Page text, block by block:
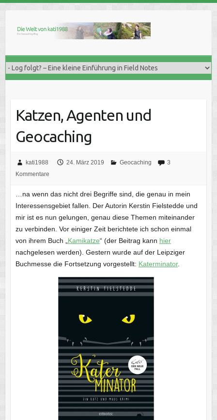
content
Katzen, Agenten und
Geocaching
kati1988 24. März 2019 Geocaching
3
Kommentare
…na wenn das nicht drei Begriffe sind, die genau in mein
Interessensgebiet fallen. Der Autorin Kerstin Fielstedde und
mir ist es nun gelungen, genau diese Themen miteinander
zu verbinden. Vor einiger Zeit berichtete ich schon einmal
von ihrem Buch „ Kamikatze“ (der Beitrag kann hier
nachgelesen werden). Gestern wurde auf der Leipziger
Buchmesse die Fortsetzung vorgestellt: Katerminator.